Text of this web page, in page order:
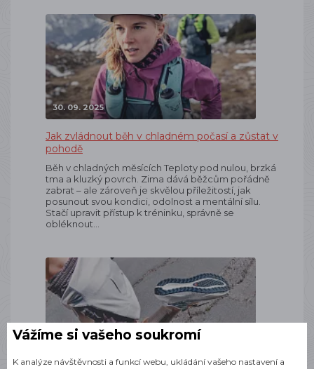
30. 09. 2025
Jak zvládnout běh v chladném počasí a zůstat v
pohodě
Běh v chladných měsících Teploty pod nulou, brzká
tma a kluzký povrch. Zima dává běžcům pořádně
zabrat – ale zároveň je skvělou příležitostí, jak
posunout svou kondici, odolnost a mentální sílu.
Stačí upravit přístup k tréninku, správně se
obléknout…
Vážíme si vašeho soukromí
K analýze návštěvnosti a funkcí webu, ukládání vašeho nastavení a